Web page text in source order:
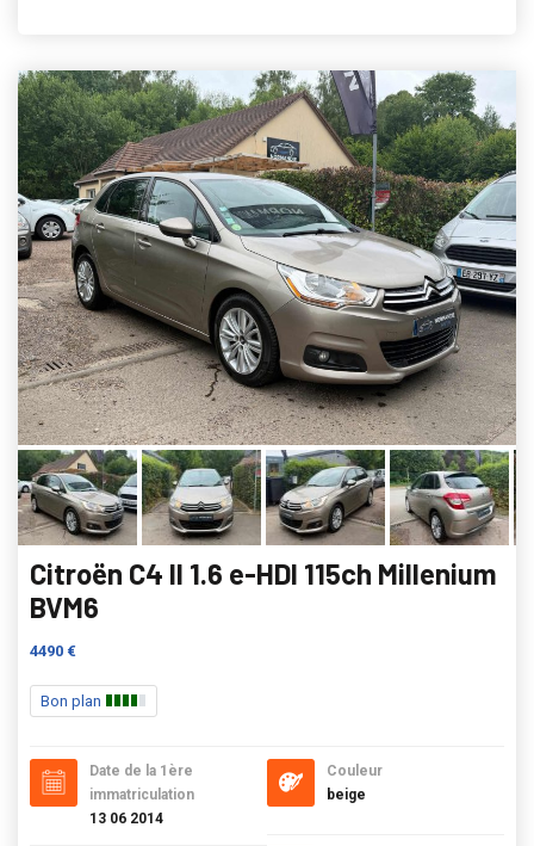
Citroën C4 II 1.6 e-HDI 115ch Millenium
BVM6
4490 €
Bon plan
Date de la 1ère
immatriculation
13 06 2014
Couleur
beige